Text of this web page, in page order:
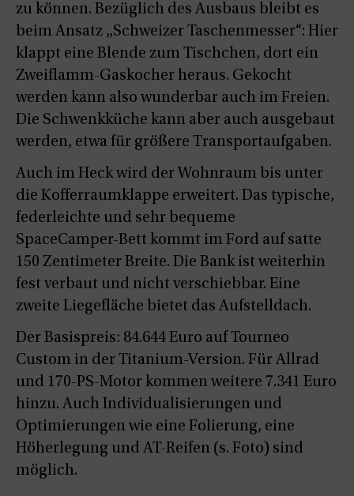
zu können. Bezüglich des Ausbaus bleibt es
beim Ansatz „Schweizer Taschenmesser“: Hier
klappt eine Blende zum Tischchen, dort ein
Zweiflamm-Gaskocher heraus. Gekocht
werden kann also wunderbar auch im Freien.
Die Schwenkküche kann aber auch ausgebaut
werden, etwa für größere Transportaufgaben.
Auch im Heck wird der Wohnraum bis unter
die Kofferraumklappe erweitert. Das typische,
federleichte und sehr bequeme
SpaceCamper-Bett kommt im Ford auf satte
150 Zentimeter Breite. Die Bank ist weiterhin
fest verbaut und nicht verschiebbar. Eine
zweite Liegefläche bietet das Aufstelldach.
Der Basispreis: 84.644 Euro auf Tourneo
Custom in der Titanium-Version. Für Allrad
und 170-PS-Motor kommen weitere 7.341 Euro
hinzu. Auch Individualisierungen und
Optimierungen wie eine Folierung, eine
Höherlegung und AT-Reifen (s. Foto) sind
möglich.